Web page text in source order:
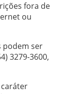
fora de
ou
podem ser
3279-3600,